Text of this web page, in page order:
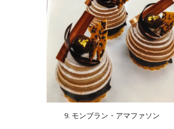
9. モンブラン・アマファソン